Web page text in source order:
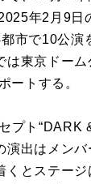
年2月9日
市で10公演
は東京ドー
ートする。
プト“DARK
演出はメン
くとステージ